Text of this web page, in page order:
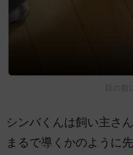
目の前
シンバくんは飼い主さ
まるで導くかのように